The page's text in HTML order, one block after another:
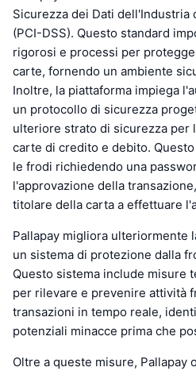
Sicurezza dei Dati dell'Industria
(PCI-DSS). Questo standard
rigorosi e processi per
carte, fornendo un ambiente
Inoltre, la piattaforma impiega
un protocollo di sicurezza
ulteriore strato di sicurezza per
carte di credito e debito.
le frodi richiedendo una
l'approvazione della
titolare della carta a effettuare
Pallapay migliora ulteriormente
un sistema di protezione dalla
Questo sistema include misure
per rilevare e prevenire attività
transazioni in tempo reale,
potenziali minacce prima che
Oltre a queste misure, Pallapay